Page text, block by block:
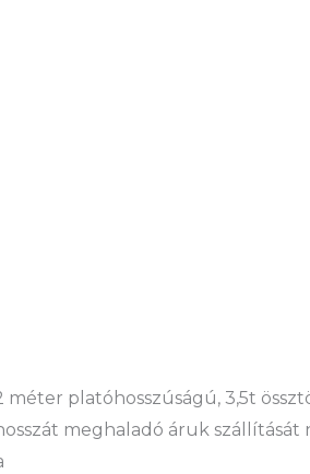
méter platóhosszúságú, 3,5t
meghaladó áruk szállítását